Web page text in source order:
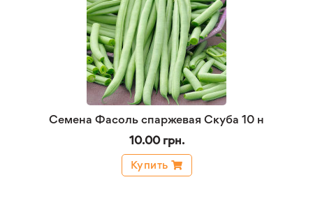
Семена Фасоль спаржевая Скуба 10 н
10.00 грн.
Купить